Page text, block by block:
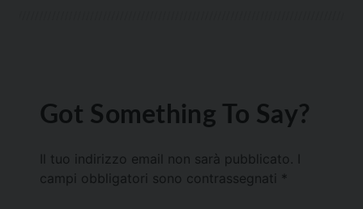
Got Something To Say?
Il tuo indirizzo email non sarà pubblicato.
campi obbligatori sono contrassegnati *